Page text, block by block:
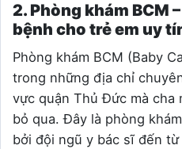
2. Phòng khám BCM
bệnh cho trẻ em uy
Phòng khám BCM (Baby
trong những địa chỉ
vực quận Thủ Đức mà cha
bỏ qua. Đây là phòng
bởi đội ngũ y bác sĩ đến